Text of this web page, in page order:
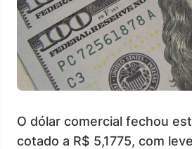
O dólar comercial fechou
cotado a R$ 5,1775, com